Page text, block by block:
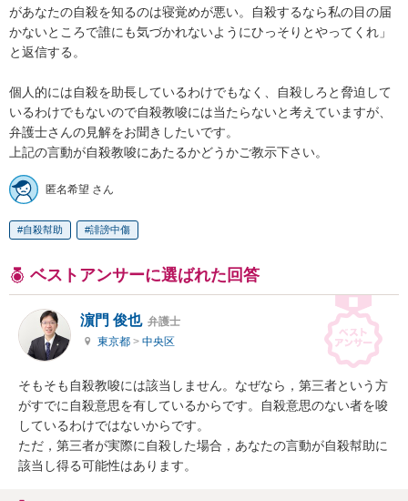
があなたの自殺を知るのは寝覚めが悪い。自殺するなら私の目の届
かないところで誰にも気づかれないようにひっそりとやってくれ」
と返信する。
個人的には自殺を助長しているわけでもなく、自殺しろと脅迫して
いるわけでもないので自殺教唆には当たらないと考えていますが、
弁護士さんの見解をお聞きしたいです。
上記の言動が自殺教唆にあたるかどうかご教示下さい。
匿名希望 さん
自殺幇助 誹謗中傷
ベストアンサーに選ばれた回答
濵門 俊也 弁護士
東京都 > 中央区
そもそも自殺教唆には該当しません。なぜなら，第三者という方
がすでに自殺意思を有しているからです。自殺意思のない者を唆
しているわけではないからです。
ただ，第三者が実際に自殺した場合，あなたの言動が自殺幇助に
該当し得る可能性はあります。